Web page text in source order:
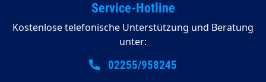
Service-Hotline
Kostenlose telefonische Unterstützung und Beratung
unter:
02255/958245